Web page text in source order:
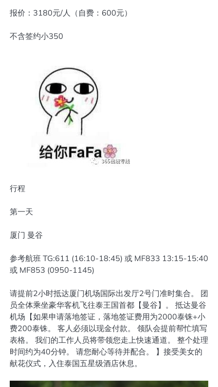
报价：3180元/人（自费：600元）
不含签约小350
行程
第一天
厦门 曼谷
参考航班 TG:611 (16:10-18:45) 或 MF833 13:15-15:40
或 MF853 (0950-1145)
请提前2小时抵达厦门机场国际出发厅2号门准时集合。 团
员全体乘坐豪华客机飞往泰王国首都【曼谷】。 抵达曼谷
机场【如果申请落地签证，落地签证费用为2000泰铢+小
费200泰铢。 客人必须以现金付款。 领队会提前帮忙填写
表格。 我们的工作人员将带领您走上快速通道。 整个处理
时间约为40分钟。 请您耐心等待并配合。 】接受美女的
献花仪式，入住泰国五星级酒店休息。